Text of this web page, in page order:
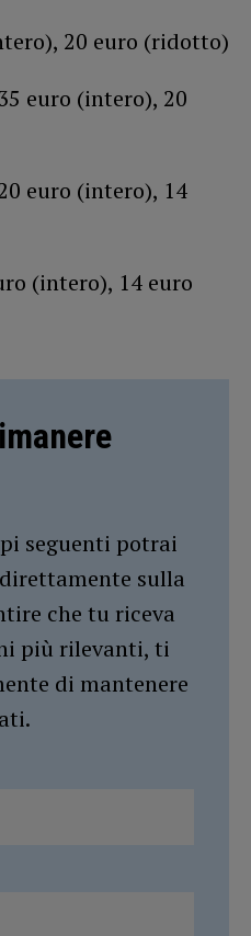
20 euro (ridotto)
euro (intero), 20
euro (intero), 14
(intero), 14 euro
seguenti potrai
sulla
che tu riceva
più rilevanti, ti
di mantenere